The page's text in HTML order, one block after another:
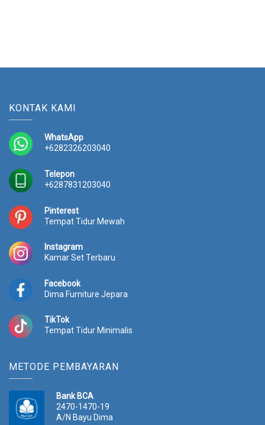
KONTAK KAMI
WhatsApp
+6282326203040
Telepon
+6287831203040
Pinterest
Tempat Tidur Mewah
Instagram
Kamar Set Terbaru
Facebook
Dima Furniture Jepara
TikTok
Tempat Tidur Minimalis
METODE PEMBAYARAN
Bank BCA
2470-1470-19
A/N Bayu Dima